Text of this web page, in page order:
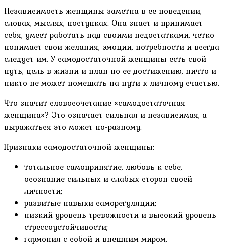
Независимость женщины заметна в ее поведении,
словах, мыслях, поступках. Она знает и принимает
себя, умеет работать над своими недостатками, четко
понимает свои желания, эмоции, потребности и всегда
следует им. У самодостаточной женщины есть свой
путь, цель в жизни и план по ее достижению, ничто и
никто не может помешать на пути к личному счастью.
Что значит словосочетание «самодостаточная
женщина»? Это означает сильная и независимая, а
выражаться это может по-разному.
Признаки самодостаточной женщины:
тотальное самопринятие, любовь к себе,
осознание сильных и слабых сторон своей
личности;
развитые навыки саморегуляции;
низкий уровень тревожности и высокий уровень
стрессоустойчивости;
гармония с собой и внешним миром,